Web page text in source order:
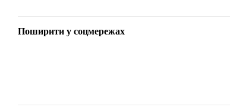
Поширити у соцмережах